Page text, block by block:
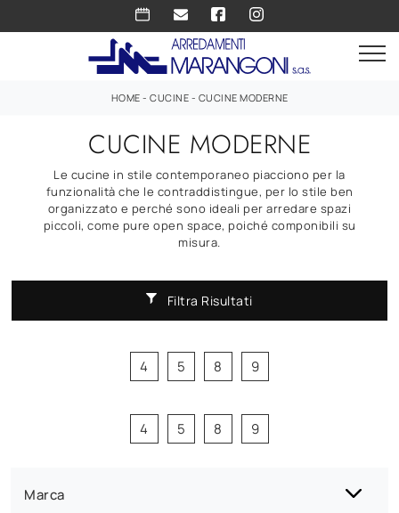
HOME - CUCINE - CUCINE MODERNE
CUCINE MODERNE
Le cucine in stile contemporaneo piacciono per la
funzionalità che le contraddistingue, per lo stile ben
organizzato e perché sono ideali per arredare spazi
piccoli, come pure open space, poiché componibili su
misura.
Marca
Filtra Risultati
4 5 8 9
4 5 8 9